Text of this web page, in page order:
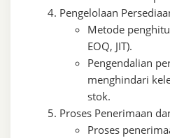
Pengelolaan
Metode
EOQ, JIT).
Pengendalian
menghindari
stok.
Proses Penerimaan
Proses